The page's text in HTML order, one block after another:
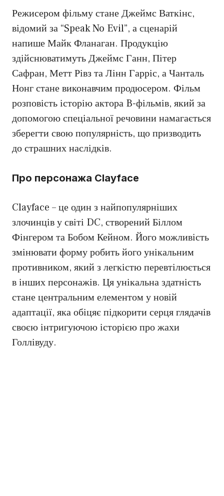
Режисером фільму стане Джеймс Ваткінс,
відомий за “Speak No Evil”, а сценарій
напише Майк Фланаган. Продукцію
здійснюватимуть Джеймс Ганн, Пітер
Сафран, Метт Рівз та Лінн Гарріс, а Чанталь
Нонг стане виконавчим продюсером. Фільм
розповість історію актора B-фільмів, який за
допомогою спеціальної речовини намагається
зберегти свою популярність, що призводить
до страшних наслідків.
Про персонажа Clayface
Clayface – це один з найпопулярніших
злочинців у світі DC, створений Біллом
Фінгером та Бобом Кейном. Його можливість
змінювати форму робить його унікальним
противником, який з легкістю перевтілюється
в інших персонажів. Ця унікальна здатність
стане центральним елементом у новій
адаптації, яка обіцяє підкорити серця глядачів
своєю інтригуючою історією про жахи
Голлівуду.